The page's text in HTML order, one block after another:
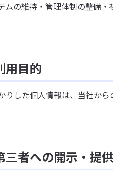
ムの維持・管理体制の整備
用目的
りした個人情報は、当社か
三者への開示・提